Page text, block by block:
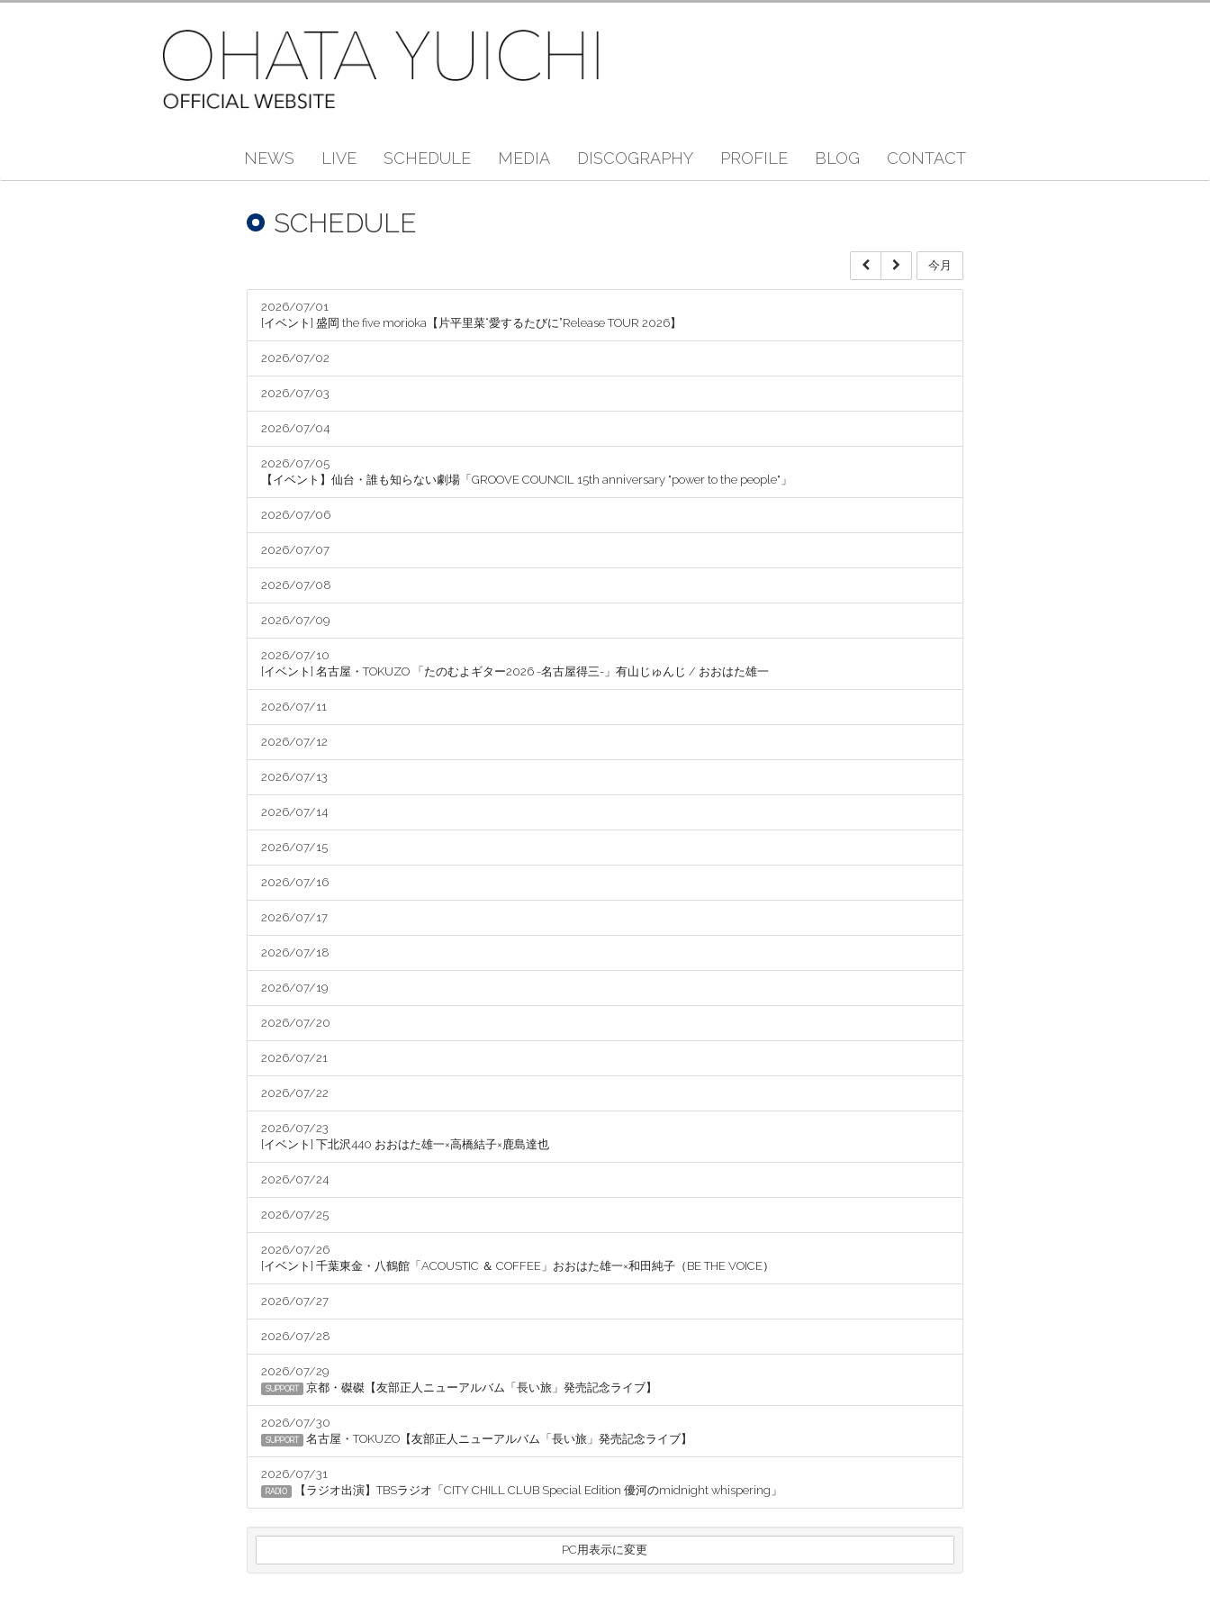
NEWS LIVE SCHEDULE MEDIA DISCOGRAPHY PROFILE BLOG CONTACT
SCHEDULE
今月
2026/07/01
[イベント] 盛岡 the five morioka【片平里菜“愛するたびに”Release TOUR 2026】
2026/07/02
2026/07/03
2026/07/04
2026/07/05
【イベント】仙台・誰も知らない劇場「GROOVE COUNCIL 15th anniversary "power to the people"」
2026/07/06
2026/07/07
2026/07/08
2026/07/09
2026/07/10
[イベント] 名古屋・TOKUZO 「たのむよギター2026 -名古屋得三-」有山じゅんじ / おおはた雄一
2026/07/11
2026/07/12
2026/07/13
2026/07/14
2026/07/15
2026/07/16
2026/07/17
2026/07/18
2026/07/19
2026/07/20
2026/07/21
2026/07/22
2026/07/23
[イベント] 下北沢440 おおはた雄一×高橋結子×鹿島達也
2026/07/24
2026/07/25
2026/07/26
[イベント] 千葉東金・八鶴館「ACOUSTIC ＆ COFFEE」おおはた雄一×和田純子（BE THE VOICE）
2026/07/27
2026/07/28
2026/07/29
SUPPORT 京都・磔磔【友部正人ニューアルバム「長い旅」発売記念ライブ】
2026/07/30
SUPPORT 名古屋・TOKUZO【友部正人ニューアルバム「長い旅」発売記念ライブ】
2026/07/31
RADIO 【ラジオ出演】TBSラジオ「CITY CHILL CLUB Special Edition 優河のmidnight whispering」
PC用表示に変更